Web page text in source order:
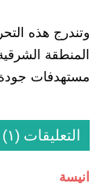
وتندرج هذه
المنطقة
مستهدفات
التعليقات (١)
انيسة